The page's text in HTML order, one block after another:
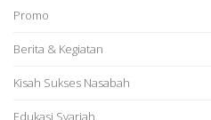
Promo
Berita & Kegiatan
Kisah Sukses Nasabah
Edukasi Syariah